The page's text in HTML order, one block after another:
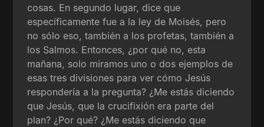
cosas. En segundo lugar, dice que
específicamente fue a la ley de Moisés, pero
no sólo eso, también a los profetas, también a
los Salmos. Entonces, ¿por qué no, esta
mañana, solo miramos uno o dos ejemplos de
esas tres divisiones para ver cómo Jesús
respondería a la pregunta? ¿Me estás diciendo
que Jesús, que la crucifixión era parte del
plan? ¿Por qué? ¿Me estás diciendo que